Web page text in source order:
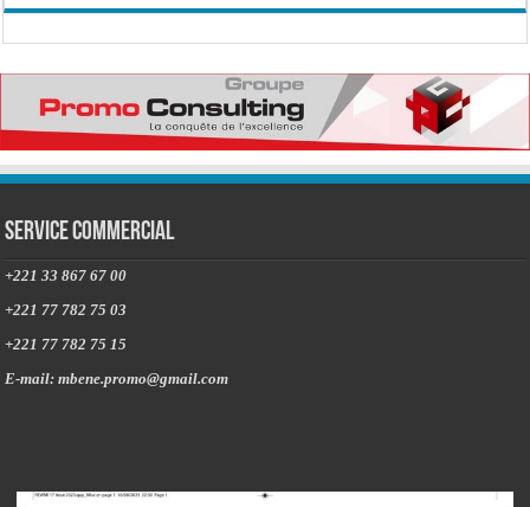
Service commercial
+221 33 867 67 00
+221 77 782 75 03
+221 77 782 75 15
E-mail: mbene.promo@gmail.com